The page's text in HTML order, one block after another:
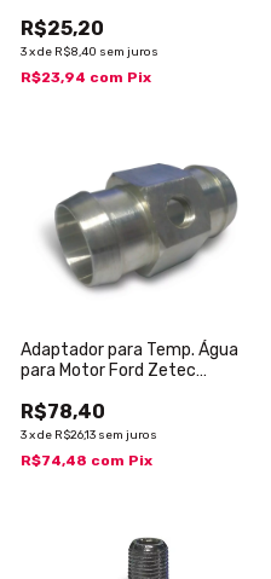
R$25,20
3xde R$8,40 sem juros
R$23,94 com Pix
Adaptador para Temp. Água
para Motor Ford Zetec
R$78,40
3xde R$26,13 sem juros
R$74,48 com Pix